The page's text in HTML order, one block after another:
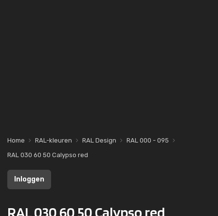
Home RAL-kleuren RAL Design
RAL 000 - 095
RAL 030 60 50 Calypso red
Inloggen
RAL 030 60 50 Calypso red